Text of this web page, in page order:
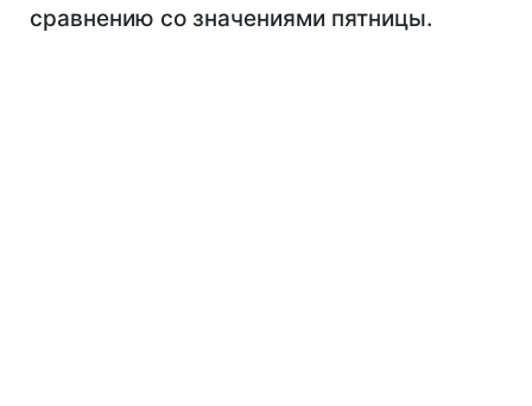
сравнению со значениями пятницы.